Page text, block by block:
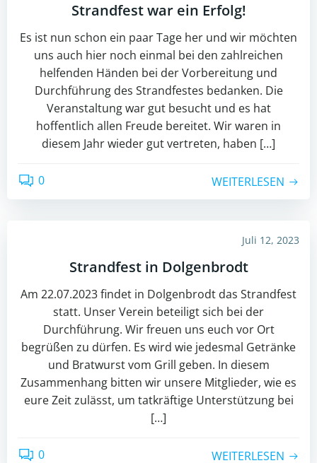
Strandfest war ein Erfolg!
Es ist nun schon ein paar Tage her und wir möchten
uns auch hier noch einmal bei den zahlreichen
helfenden Händen bei der Vorbereitung und
Durchführung des Strandfestes bedanken. Die
Veranstaltung war gut besucht und es hat
hoffentlich allen Freude bereitet. Wir waren in
diesem Jahr wieder gut vertreten, haben […]
0 WEITERLESEN
Juli 12, 2023
Strandfest in Dolgenbrodt
Am 22.07.2023 findet in Dolgenbrodt das Strandfest
statt. Unser Verein beteiligt sich bei der
Durchführung. Wir freuen uns euch vor Ort
begrüßen zu dürfen. Es wird wie jedesmal Getränke
und Bratwurst vom Grill geben. In diesem
Zusammenhang bitten wir unsere Mitglieder, wie es
eure Zeit zulässt, um tatkräftige Unterstützung bei
[…]
0 WEITERLESEN